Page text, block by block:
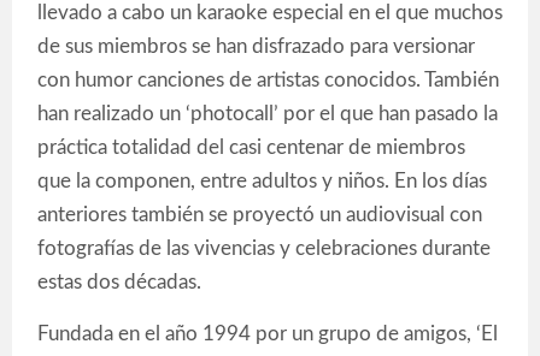
llevado a cabo un karaoke especial en el que muchos
de sus miembros se han disfrazado para versionar
con humor canciones de artistas conocidos. También
han realizado un ‘photocall’ por el que han pasado la
práctica totalidad del casi centenar de miembros
que la componen, entre adultos y niños. En los días
anteriores también se proyectó un audiovisual con
fotografías de las vivencias y celebraciones durante
estas dos décadas.
Fundada en el año 1994 por un grupo de amigos, ‘El